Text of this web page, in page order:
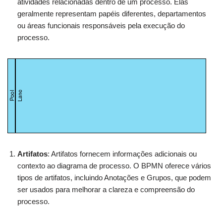
atividades relacionadas dentro de um processo. Elas
geralmente representam papéis diferentes, departamentos
ou áreas funcionais responsáveis pela execução do
processo.
Artifatos: Artifatos fornecem informações adicionais ou
contexto ao diagrama de processo. O BPMN oferece vários
tipos de artifatos, incluindo Anotações e Grupos, que podem
ser usados para melhorar a clareza e compreensão do
processo.